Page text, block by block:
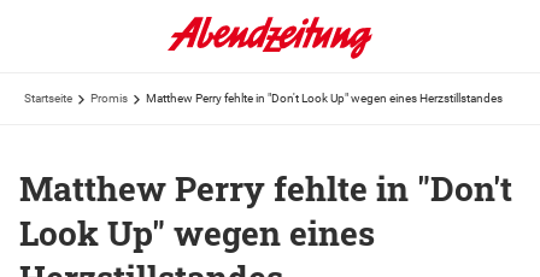
Startseite Promis Matthew Perry fehlte in "Don't Look Up" wegen eines Herzstillstandes
Matthew Perry fehlte in "Don't
Look Up" wegen eines